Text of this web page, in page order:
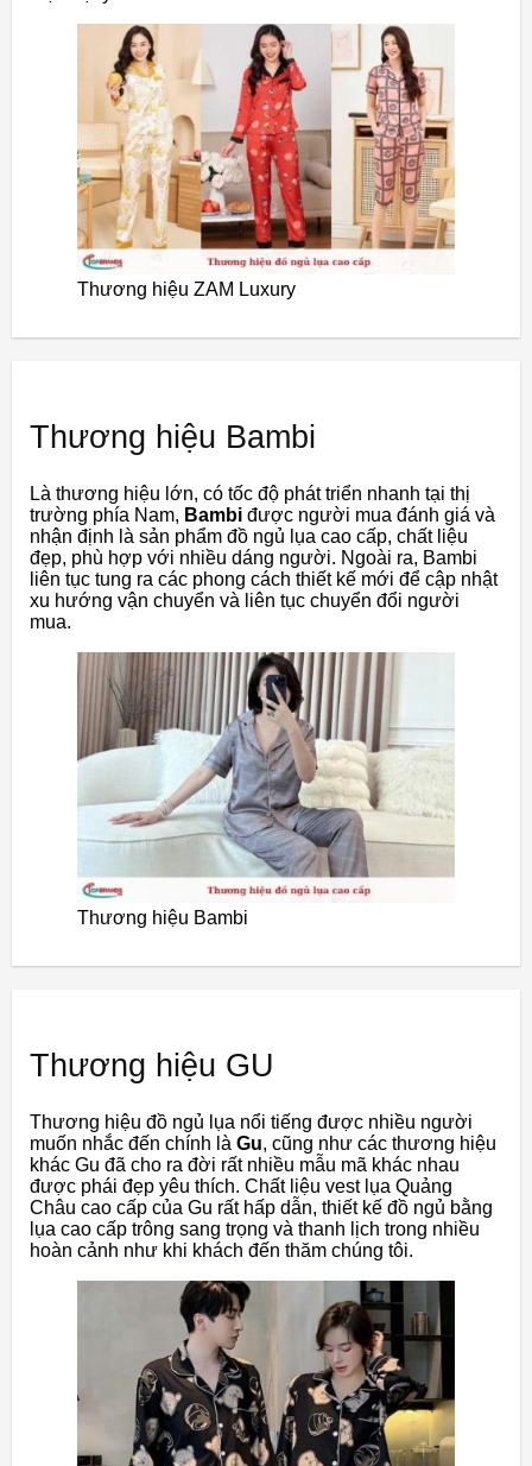
Thương hiệu ZAM Luxury
Thương hiệu Bambi
Là thương hiệu lớn, có tốc độ phát triển nhanh tại thị
trường phía Nam, Bambi được người mua đánh giá và
nhận định là sản phẩm đồ ngủ lụa cao cấp, chất liệu
đẹp, phù hợp với nhiều dáng người. Ngoài ra, Bambi
liên tục tung ra các phong cách thiết kế mới để cập nhật
xu hướng vận chuyển và liên tục chuyển đổi người
mua.
Thương hiệu Bambi
Thương hiệu GU
Thương hiệu đồ ngủ lụa nổi tiếng được nhiều người
muốn nhắc đến chính là Gu, cũng như các thương hiệu
khác Gu đã cho ra đời rất nhiều mẫu mã khác nhau
được phái đẹp yêu thích. Chất liệu vest lụa Quảng
Châu cao cấp của Gu rất hấp dẫn, thiết kế đồ ngủ bằng
lụa cao cấp trông sang trọng và thanh lịch trong nhiều
hoàn cảnh như khi khách đến thăm chúng tôi.